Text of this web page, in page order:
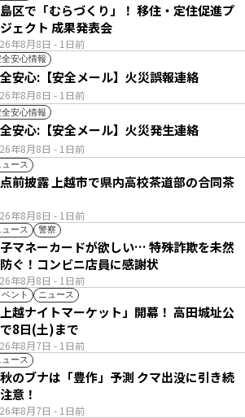
年8月8日 - 1日前
区で「むらづくり」！ 移住・定住促進プ
ェクト 成果発表会
安心情報
年8月8日 - 1日前
安心:【安全メール】火災誤報連絡
安心情報
年8月8日 - 1日前
安心:【安全メール】火災発生連絡
ュース
年8月8日 - 1日前
前披露 上越市で県内高校茶道部の合同茶
ュース 警察
年8月8日 - 1日前
マネーカードが欲しい… 特殊詐欺を未然
ぐ！コンビニ店員に感謝状
ベント ニュース
年8月7日 - 1日前
上越ナイトマーケット」開幕！ 高田城址公
8日(土)まで
ュース
年8月7日 - 1日前
ブナは「豊作」予測 クマ出没に引き続
意！